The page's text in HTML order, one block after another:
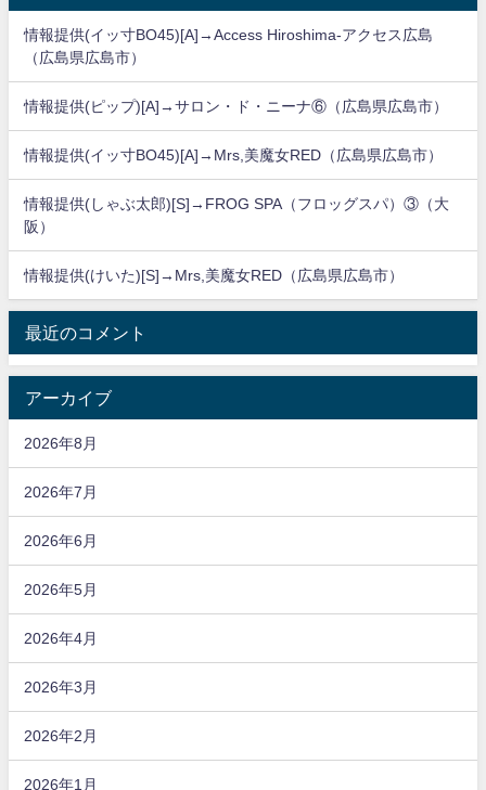
情報提供(イッ寸BO45)[A]→Access Hiroshima-アクセス広島
（広島県広島市）
情報提供(ピップ)[A]→サロン・ド・ニーナ⑥（広島県広島市）
情報提供(イッ寸BO45)[A]→Mrs,美魔女RED（広島県広島市）
情報提供(しゃぶ太郎)[S]→FROG SPA（フロッグスパ）③（大
阪）
情報提供(けいた)[S]→Mrs,美魔女RED（広島県広島市）
最近のコメント
アーカイブ
2026年8月
2026年7月
2026年6月
2026年5月
2026年4月
2026年3月
2026年2月
2026年1月